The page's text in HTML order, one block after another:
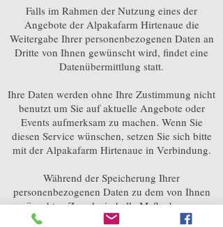
Falls im Rahmen der Nutzung eines der
Angebote der Alpakafarm Hirtenaue die
Weitergabe Ihrer personenbezogenen Daten an
Dritte von Ihnen gewünscht wird, findet eine
Datenübermittlung statt.
Ihre Daten werden ohne Ihre Zustimmung nicht
benutzt um Sie auf aktuelle Angebote oder
Events aufmerksam zu machen. Wenn Sie
diesen Service wünschen, setzen Sie sich bitte
mit der Alpakafarm Hirtenaue in Verbindung.
Während der Speicherung Ihrer
personenbezogenen Daten zu dem von Ihnen
gewünschten Zweck sind alle Maßnahmen zum
Schutz Ihrer Daten gewährleistet.